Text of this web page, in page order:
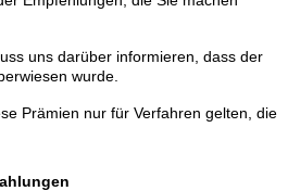
uns darüber informieren, dass der
wurde.
Prämien nur für Verfahren gelten, die